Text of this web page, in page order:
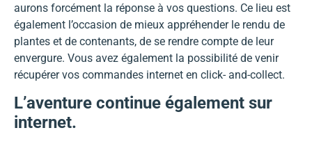
aurons forcément la réponse à vos questions. Ce lieu est
également l’occasion de mieux appréhender le rendu de
plantes et de contenants, de se rendre compte de leur
envergure. Vous avez également la possibilité de venir
récupérer vos commandes internet en click- and-collect.
L’aventure continue également sur
internet.